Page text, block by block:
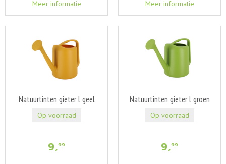
Meer informatie Meer informatie
Natuurtinten gieter l geel
9,99
Op voorraad
Natuurtinten gieter l groen
9,99
Op voorraad